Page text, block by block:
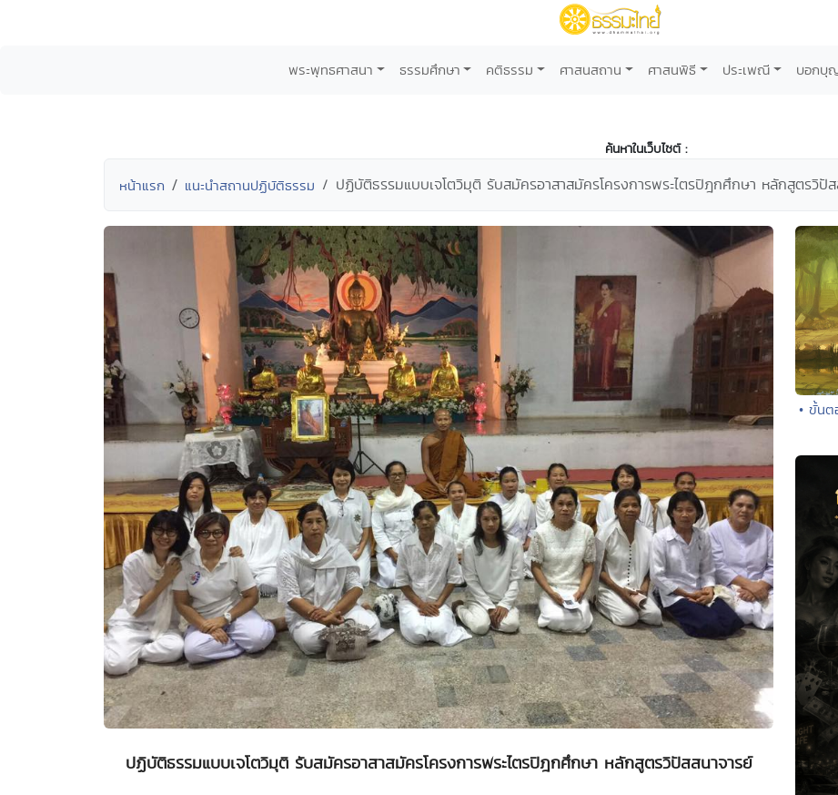
พระพุทธศาสนา ธรรมศึกษา คติธรรม ศาสนสถาน ศาสนพิธี ประเพณี บอกบุ
ค้นหาในเว็บไซต์ :
หน้าแรก แนะนำสถานปฏิบัติธรรม ปฏิบัติธรรมแบบเจโตวิมุติ รับสมัครอาสาสมัครโครงการพระไตรปิฎกศึกษา หลักสูตรวิปั
ปฏิบัติธรรมแบบเจโตวิมุติ รับสมัครอาสาสมัครโครงการพระไตรปิฎกศึกษา หลักสูตรวิปัสสนาจารย์
• ขั้นต